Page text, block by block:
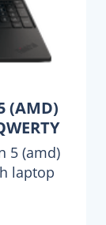
(AMD)
5 (amd)
laptop